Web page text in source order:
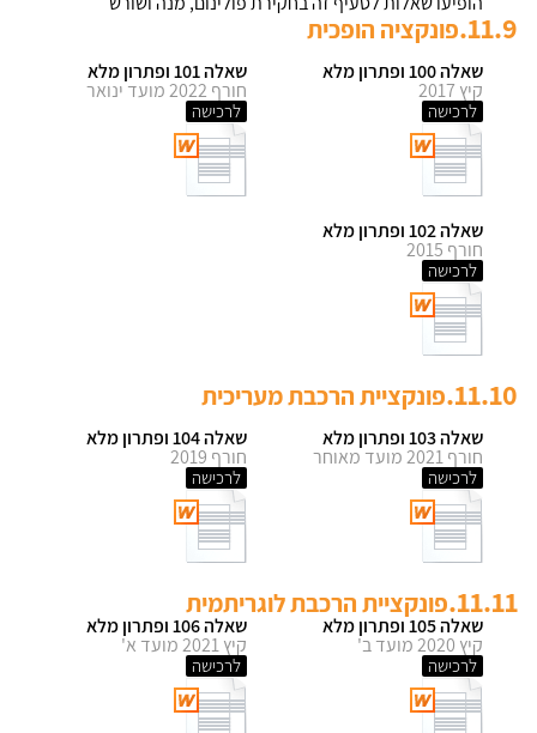
11.9. פונקציה הופכית
שאלה 100 ופתרון מלא
קיץ 2017
לרכישה
שאלה 101 ופתרון מלא
חורף 2022 מועד ינואר
לרכישה
שאלה 102 ופתרון מלא
חורף 2015
לרכישה
11.10. פונקציית הרכבת מעריכית
שאלה 103 ופתרון מלא
חורף 2021 מועד מאוחר
לרכישה
שאלה 104 ופתרון מלא
חורף 2019
לרכישה
11.11. פונקציית הרכבת לוגריתמית
שאלה 105 ופתרון מלא
קיץ 2020 מועד ב'
לרכישה
שאלה 106 ופתרון מלא
קיץ 2021 מועד א'
לרכישה